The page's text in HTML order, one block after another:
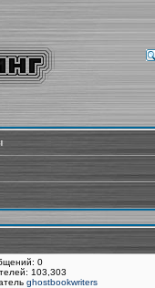
0
103,303
ghostbookwriters